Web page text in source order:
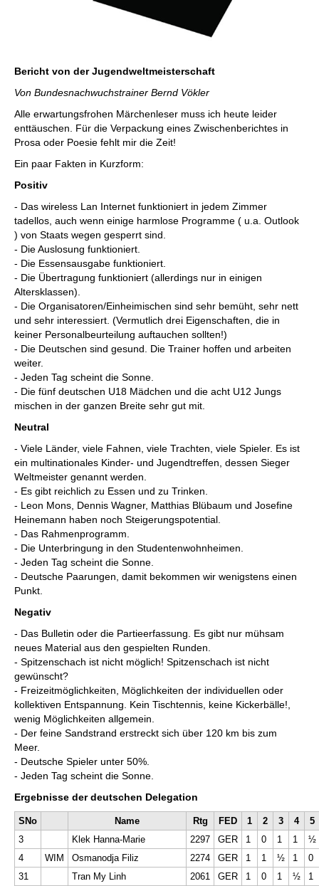
Bericht von der Jugendweltmeisterschaft
Von Bundesnachwuchstrainer Bernd Vökler
Alle erwartungsfrohen Märchenleser muss ich heute leider
enttäuschen. Für die Verpackung eines Zwischenberichtes in
Prosa oder Poesie fehlt mir die Zeit!
Ein paar Fakten in Kurzform:
Positiv
- Das wireless Lan Internet funktioniert in jedem Zimmer
tadellos, auch wenn einige harmlose Programme ( u.a. Outlook
) von Staats wegen gesperrt sind.
- Die Auslosung funktioniert.
- Die Essensausgabe funktioniert.
- Die Übertragung funktioniert (allerdings nur in einigen
Altersklassen).
- Die Organisatoren/Einheimischen sind sehr bemüht, sehr nett
und sehr interessiert. (Vermutlich drei Eigenschaften, die in
keiner Personalbeurteilung auftauchen sollten!)
- Die Deutschen sind gesund. Die Trainer hoffen und arbeiten
weiter.
- Jeden Tag scheint die Sonne.
- Die fünf deutschen U18 Mädchen und die acht U12 Jungs
mischen in der ganzen Breite sehr gut mit.
Neutral
- Viele Länder, viele Fahnen, viele Trachten, viele Spieler. Es ist
ein multinationales Kinder- und Jugendtreffen, dessen Sieger
Weltmeister genannt werden.
- Es gibt reichlich zu Essen und zu Trinken.
- Leon Mons, Dennis Wagner, Matthias Blübaum und Josefine
Heinemann haben noch Steigerungspotential.
- Das Rahmenprogramm.
- Die Unterbringung in den Studentenwohnheimen.
- Jeden Tag scheint die Sonne.
- Deutsche Paarungen, damit bekommen wir wenigstens einen
Punkt.
Negativ
- Das Bulletin oder die Partieerfassung. Es gibt nur mühsam
neues Material aus den gespielten Runden.
- Spitzenschach ist nicht möglich! Spitzenschach ist nicht
gewünscht?
- Freizeitmöglichkeiten, Möglichkeiten der individuellen oder
kollektiven Entspannung. Kein Tischtennis, keine Kickerbälle!,
wenig Möglichkeiten allgemein.
- Der feine Sandstrand erstreckt sich über 120 km bis zum
Meer.
- Deutsche Spieler unter 50%.
- Jeden Tag scheint die Sonne.
Ergebnisse der deutschen Delegation
SNo Name Rtg FED 1 2 3 4
5
3
Klek Hanna-Marie 2297 GER 1 0 1 1
½
4
WIM Osmanodja Filiz 2274 GER 1 1 ½ 1
0
31
Tran My Linh 2061 GER 1 0 1 ½
1